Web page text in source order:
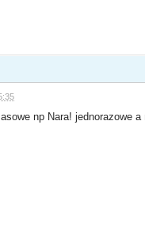
np Nara! jednorazowe